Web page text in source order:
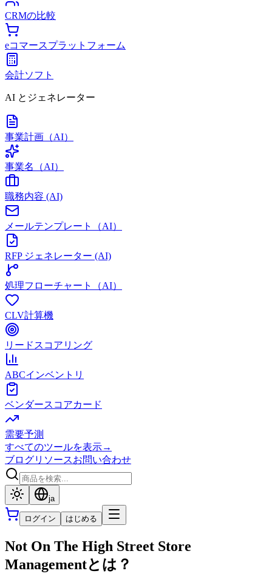
CRMの比較
eコマースプラットフォーム
会計ソフト
AI とジェネレーター
事業計画（AI）
事業名（AI）
職務内容 (AI)
メールテンプレート（AI）
RFP ジェネレーター (AI)
処理フローチャート（AI）
CLV計算機
リードスコアリング
ABCインベントリ
ベンダースコアカード
需要予測
すべてのツールを表示→
ブログリソースお問い合わせ
ja
ログイン はじめる
Not On The High Street Store
Managementとは？